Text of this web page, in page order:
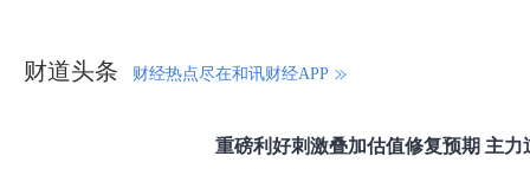
财道头条 财经热点尽在和讯财经APP